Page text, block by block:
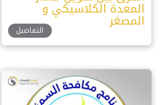
المعدة الكلاسيكي و
المصغر التفاصيل